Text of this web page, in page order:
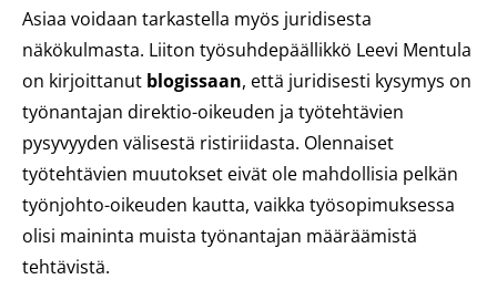
Asiaa voidaan tarkastella myös juridisesta
näkökulmasta. Liiton työsuhdepäällikkö Leevi Mentula
on kirjoittanut blogissaan, että juridisesti kysymys on
työnantajan direktio-oikeuden ja työtehtävien
pysyvyyden välisestä ristiriidasta. Olennaiset
työtehtävien muutokset eivät ole mahdollisia pelkän
työnjohto-oikeuden kautta, vaikka työsopimuksessa
olisi maininta muista työnantajan määräämistä
tehtävistä.